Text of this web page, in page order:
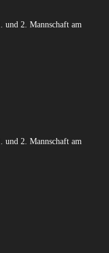
und 2. Mannschaft am
und 2. Mannschaft am